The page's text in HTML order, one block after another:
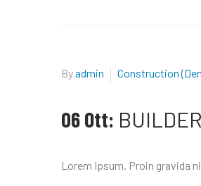
Byadmin Construction
06 Ott:
Lorem Ipsum. Proin gravida